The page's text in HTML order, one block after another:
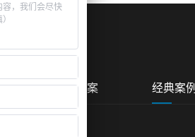
解决方案 经典案例